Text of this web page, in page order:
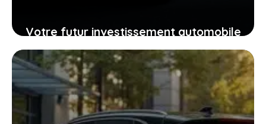
Votre futur investissement automobile
: pourquoi la GTR ou la RZ d’Ultima
supercar pourraient vous surprendre
24 janvier 2026